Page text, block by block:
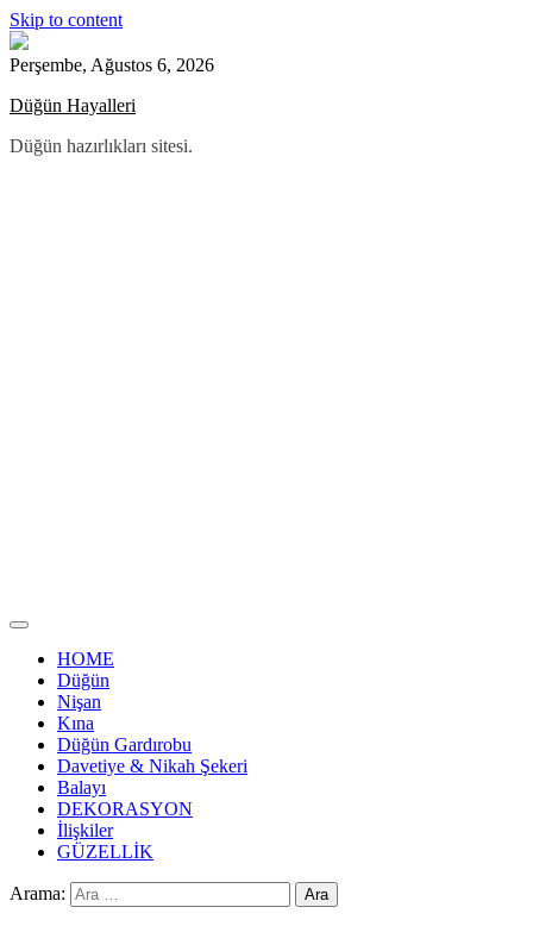
Skip to content
Perşembe, Ağustos 6, 2026
Düğün Hayalleri
Düğün hazırlıkları sitesi.
HOME
Düğün
Nişan
Kına
Düğün Gardırobu
Davetiye & Nikah Şekeri
Balayı
DEKORASYON
İlişkiler
GÜZELLİK
Arama: